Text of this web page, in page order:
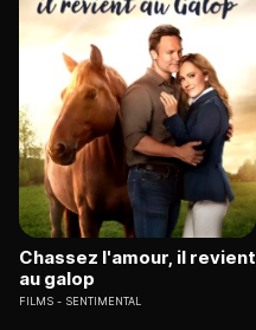
Chassez l'amour, il revient
au galop
FILMS SENTIMENTAL